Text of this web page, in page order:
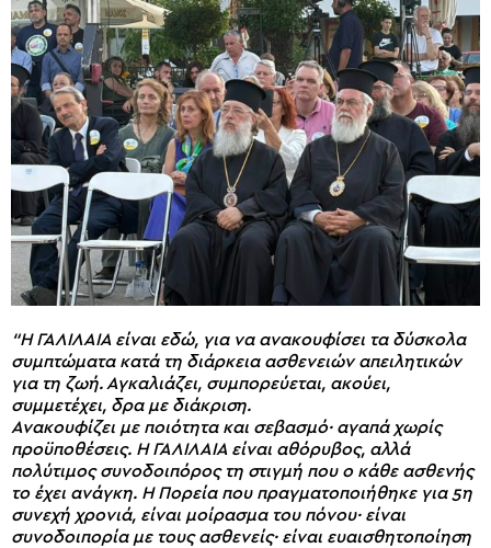
“Η ΓΑΛΙΛΑΙΑ είναι εδώ, για να ανακουφίσει τα δύσκολα
συμπτώματα κατά τη διάρκεια ασθενειών απειλητικών
για τη ζωή. Αγκαλιάζει, συμπορεύεται, ακούει,
συμμετέχει, δρα με διάκριση.
Ανακουφίζει με ποιότητα και σεβασμό· αγαπά χωρίς
προϋποθέσεις. Η ΓΑΛΙΛΑΙΑ είναι αθόρυβος, αλλά
πολύτιμος συνοδοιπόρος τη στιγμή που ο κάθε ασθενής
το έχει ανάγκη. Η Πορεία που πραγματοποιήθηκε για 5η
συνεχή χρονιά, είναι μοίρασμα του πόνου· είναι
συνοδοιπορία με τους ασθενείς· είναι ευαισθητοποίηση